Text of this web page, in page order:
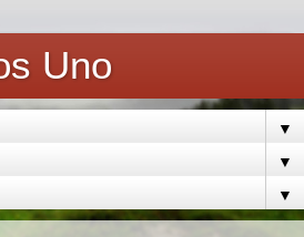
Uno
▼
▼
▼